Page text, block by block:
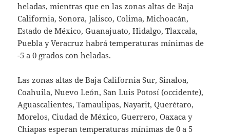
heladas, mientras que en las zonas altas de Baja
California, Sonora, Jalisco, Colima, Michoacán,
Estado de México, Guanajuato, Hidalgo, Tlaxcala,
Puebla y Veracruz habrá temperaturas mínimas de
-5 a 0 grados con heladas.
Las zonas altas de Baja California Sur, Sinaloa,
Coahuila, Nuevo León, San Luis Potosí (occidente),
Aguascalientes, Tamaulipas, Nayarit, Querétaro,
Morelos, Ciudad de México, Guerrero, Oaxaca y
Chiapas esperan temperaturas mínimas de 0 a 5